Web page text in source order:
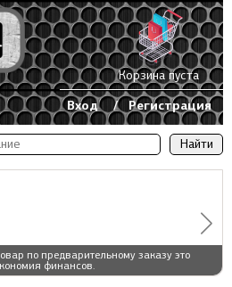
по предварительному заказу это
финансов.
Вход / Регистрация
Корзина пуста